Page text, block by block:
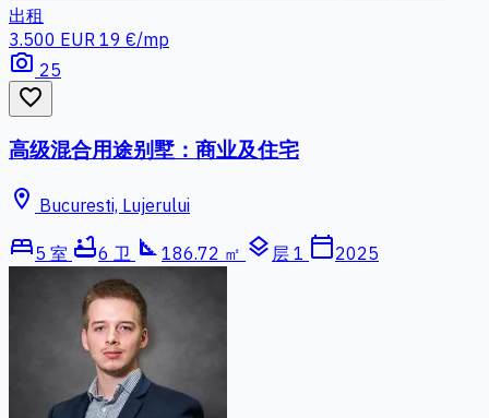
出租
3.500 EUR 19 €/mp
photo_camera 25
favorite_border
高级混合用途别墅：商业及住宅
location_on Bucuresti, Lujerului
bed5 室 bathtub6 卫 square_foot 186.72 ㎡ layers 层 1 calendar_today2025